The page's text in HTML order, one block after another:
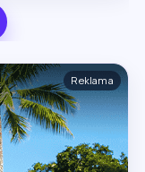
Reklama